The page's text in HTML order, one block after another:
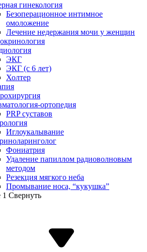
гинекология
Безоперационное интимное
омоложение
Лечение недержания мочи у женщин
ЭКГ
ЭКГ (с 6 лет)
Холтер
ортопедия
PRP суставов
Иглоукалывание
Фониатрия
Удаление папиллом радиоволновым
методом
Резекция мягкого неба
Промывание носа, “кукушка”
Свернуть